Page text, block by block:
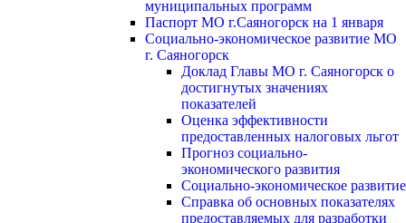
муниципальных программ
Паспорт МО г.Саяногорск на 1 января
Социально-экономическое развитие МО
г. Саяногорск
Доклад Главы МО г. Саяногорск о
достигнутых значениях
показателей
Оценка эффективности
предоставленных налоговых льгот
Прогноз социально-
экономического развития
Социально-экономическое развитие
Справка об основных показателях
предоставляемых для разработки